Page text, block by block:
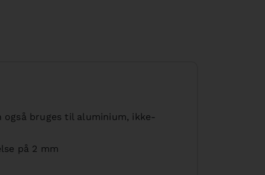
bruges til aluminium, ikke-
på 2 mm